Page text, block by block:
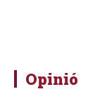
Opinió